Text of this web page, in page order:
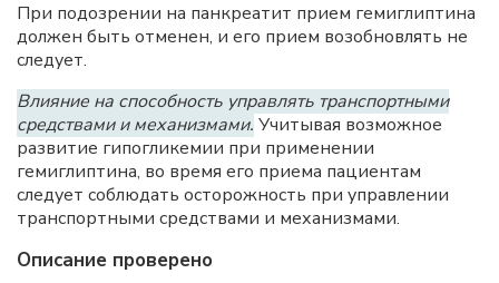
При подозрении на панкреатит прием гемиглиптина
должен быть отменен, и его прием возобновлять не
следует.
Влияние на способность управлять транспортными
средствами и механизмами. Учитывая возможное
развитие гипогликемии при применении
гемиглиптина, во время его приема пациентам
следует соблюдать осторожность при управлении
транспортными средствами и механизмами.
Описание проверено